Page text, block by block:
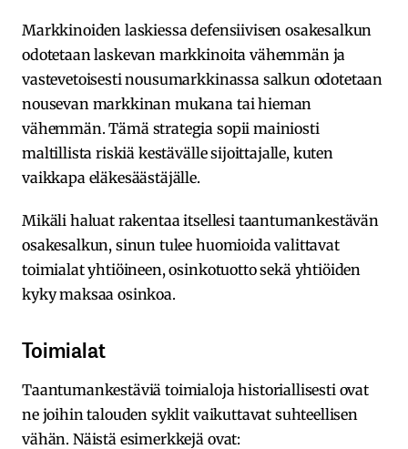
Markkinoiden laskiessa defensiivisen osakesalkun
odotetaan laskevan markkinoita vähemmän ja
vastevetoisesti nousumarkkinassa salkun odotetaan
nousevan markkinan mukana tai hieman
vähemmän. Tämä strategia sopii mainiosti
maltillista riskiä kestävälle sijoittajalle, kuten
vaikkapa eläkesäästäjälle.
Mikäli haluat rakentaa itsellesi taantumankestävän
osakesalkun, sinun tulee huomioida valittavat
toimialat yhtiöineen, osinkotuotto sekä yhtiöiden
kyky maksaa osinkoa.
Toimialat
Taantumankestäviä toimialoja historiallisesti ovat
ne joihin talouden syklit vaikuttavat suhteellisen
vähän. Näistä esimerkkejä ovat: